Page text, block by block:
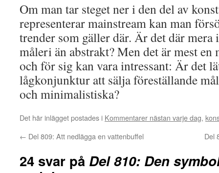
Om man tar steget ner i den del av
representerar mainstream kan man
trender som gäller där. Är det där mera
måleri än abstrakt? Men det är mest en
och för sig kan vara intressant: Är det
lågkonjunktur att sälja föreställande
och minimalistiska?
Det här inlägget postades i Kommentarer nästan varje dag,
← Del 809: Att nedlägga en vattenbuffel Del
24 svar på Del 810: Den